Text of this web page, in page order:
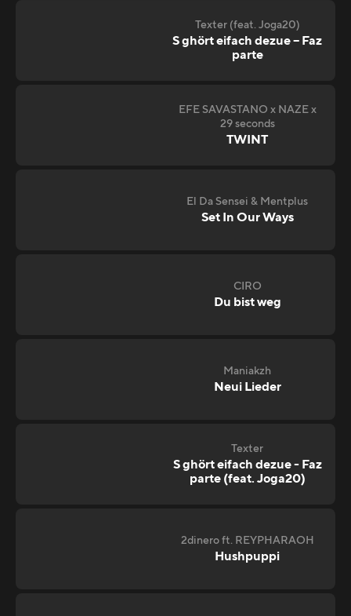
Texter (feat. Joga20)
S ghört eifach dezue – Faz
parte
EFE SAVASTANO x NAZE x
29 seconds
TWINT
El Da Sensei & Mentplus
Set In Our Ways
CIRO
Du bist weg
Maniakzh
Neui Lieder
Texter
S ghört eifach dezue - Faz
parte (feat. Joga20)
2dinero ft. REYPHARAOH
Hushpuppi